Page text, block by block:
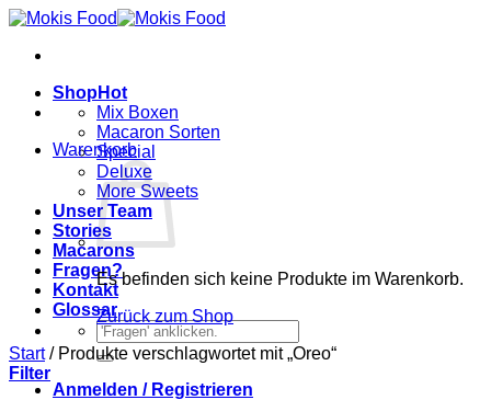
Zum
springen
Shop
Mix Boxen
Macaron Sorten
Special
Deluxe
More Sweets
Unser Team
Stories
Macarons
Fragen?
Kontakt
Glossar
Suchen
nach:
Anmelden / Registrieren
Warenkorb
Es befinden sich keine Produkte im Warenkorb.
Zurück zum Shop
Start /Produkte verschlagwortet mit „Oreo“
Filter